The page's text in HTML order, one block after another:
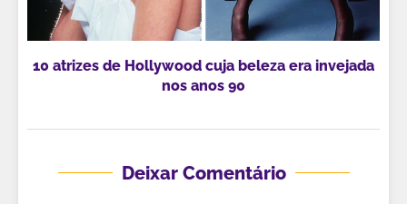
10 atrizes de Hollywood cuja beleza era invejada
nos anos 90
Deixar Comentário